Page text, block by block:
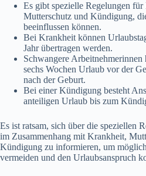
Es gibt spezielle Regelungen
Mutterschutz und Kündigung,
beeinflussen können.
Bei Krankheit können
Jahr übertragen werden.
Schwangere Arbeitnehmerinnen
sechs Wochen Urlaub vor der
nach der Geburt.
Bei einer Kündigung besteht
anteiligen Urlaub bis zum
Es ist ratsam, sich über die speziellen
im Zusammenhang mit Krankheit,
Kündigung zu informieren, um
vermeiden und den Urlaubsanspruch